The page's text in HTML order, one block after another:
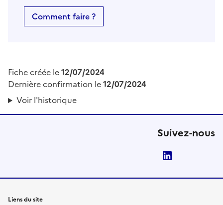
Comment faire ?
Fiche créée le12/07/2024
Dernière confirmation le12/07/2024
Voir l'historique
Suivez-nous
Liens du site